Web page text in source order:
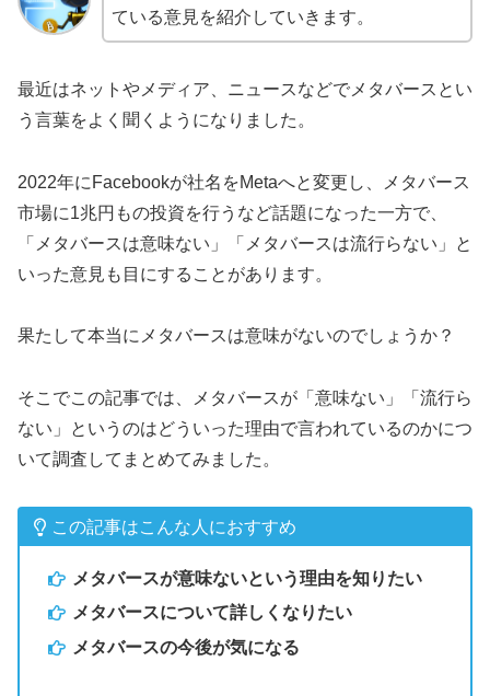
ている意見を紹介していきます。
最近はネットやメディア、ニュースなどでメタバースとい
う言葉をよく聞くようになりました。
2022年にFacebookが社名をMetaへと変更し、メタバース
市場に1兆円もの投資を行うなど話題になった一方で、
「メタバースは意味ない」「メタバースは流行らない」と
いった意見も目にすることがあります。
果たして本当にメタバースは意味がないのでしょうか？
そこでこの記事では、メタバースが「意味ない」「流行ら
ない」というのはどういった理由で言われているのかにつ
いて調査してまとめてみました。
この記事はこんな人におすすめ
メタバースが意味ないという理由を知りたい
メタバースについて詳しくなりたい
メタバースの今後が気になる